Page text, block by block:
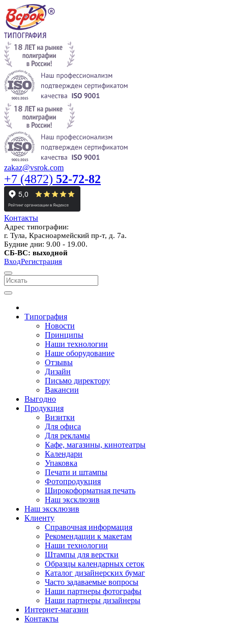
zakaz@vsrok.com
+7 (4872) 52-72-82
Контакты
Адрес типографии:
г. Тула, Красноармейский пр-т, д. 7а.
Будние дни: 9.00 - 19.00.
СБ-ВС: выходной
ВходРегистрация
Типография
Новости
Принципы
Наши технологии
Наше оборудование
Отзывы
Дизайн
Письмо директору
Вакансии
Выгодно
Продукция
Визитки
Для офиса
Для рекламы
Кафе, магазины, кинотеатры
Календари
Упаковка
Печати и штампы
Фотопродукция
Широкоформатная печать
Наш эксклюзив
Наш эксклюзив
Клиенту
Справочная информация
Рекомендации к макетам
Наши технологии
Штампы для верстки
Образцы календарных сеток
Каталог дизайнерских бумаг
Часто задаваемые вопросы
Наши партнеры фотографы
Наши партнеры дизайнеры
Интернет-магазин
Контакты